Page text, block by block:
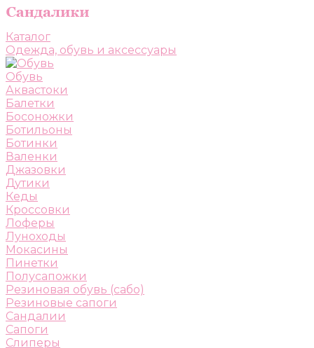
Каталог
Одежда, обувь и аксессуары
Обувь
Аквастоки
Балетки
Босоножки
Ботильоны
Ботинки
Валенки
Джазовки
Дутики
Кеды
Кроссовки
Лоферы
Луноходы
Мокасины
Пинетки
Полусапожки
Резиновая обувь (сабо)
Резиновые сапоги
Сандалии
Сапоги
Слиперы